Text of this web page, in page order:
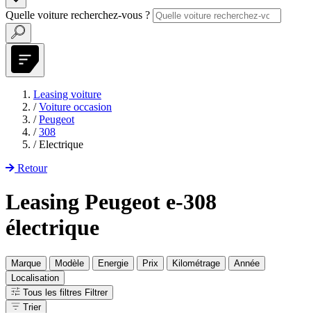
Quelle voiture recherchez-vous ?
Leasing voiture
/ Voiture occasion
/ Peugeot
/ 308
/ Electrique
Retour
Leasing Peugeot e-308
électrique
Marque Modèle Energie Prix Kilométrage
Année
Localisation
Tous les filtres Filtrer
Trier